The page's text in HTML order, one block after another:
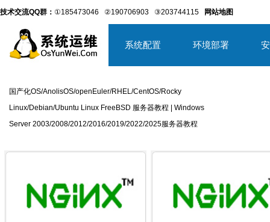
技术交流QQ群： ①185473046 ②190706903 ③203744115 网站地图
系统配置 环境部署
国产化OS/AnolisOS/openEuler/RHEL/CentOS/Rocky
Linux/Debian/Ubuntu Linux FreeBSD 服务器教程 | Windows
Server 2003/2008/2012/2016/2019/2022/2025服务器教程